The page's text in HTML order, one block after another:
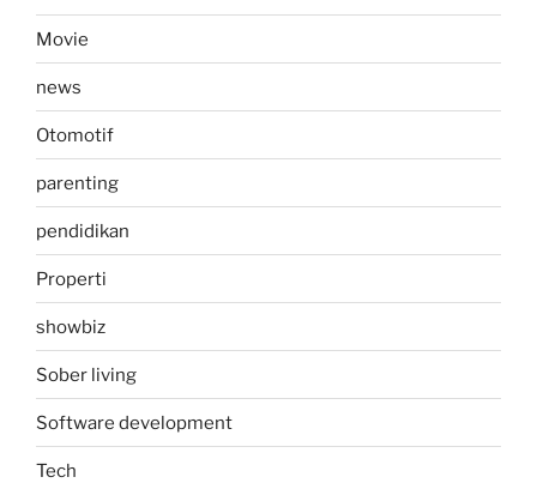
Movie
news
Otomotif
parenting
pendidikan
Properti
showbiz
Sober living
Software development
Tech